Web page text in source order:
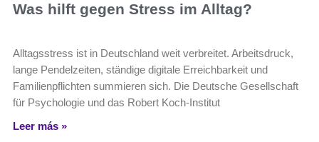
Was hilft gegen Stress im Alltag?
Alltagsstress ist in Deutschland weit verbreitet. Arbeitsdruck,
lange Pendelzeiten, ständige digitale Erreichbarkeit und
Familienpflichten summieren sich. Die Deutsche Gesellschaft
für Psychologie und das Robert Koch-Institut
Leer más »